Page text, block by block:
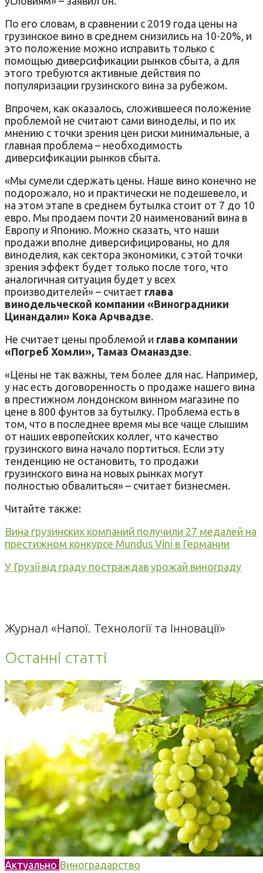
По его словам, в сравнении с 2019 года цены на
грузинское вино в среднем снизились на 10-20%, и
это положение можно исправить только с
помощью диверсификации рынков сбыта, а для
этого требуются активные действия по
популяризации грузинского вина за рубежом.
Впрочем, как оказалось, сложившееся положение
проблемой не считают сами виноделы, и по их
мнению с точки зрения цен риски минимальные, а
главная проблема – необходимость
диверсификации рынков сбыта.
«Мы сумели сдержать цены. Наше вино конечно не
подорожало, но и практически не подешевело, и
на этом этапе в среднем бутылка стоит от 7 до 10
евро. Мы продаем почти 20 наименований вина в
Европу и Японию. Можно сказать, что наши
продажи вполне диверсифицированы, но для
виноделия, как сектора экономики, с этой точки
зрения эффект будет только после того, что
аналогичная ситуация будет у всех
производителей» – считает глава
винодельческой компании «Виноградники
Цинандали» Кока Арчвадзе.
Не считает цены проблемой и глава компании
«Погреб Хомли», Тамаз Оманаздзе.
«Цены не так важны, тем более для нас. Например,
у нас есть договоренность о продаже нашего вина
в престижном лондонском винном магазине по
цене в 800 фунтов за бутылку. Проблема есть в
том, что в последнее время мы все чаще слышим
от наших европейских коллег, что качество
грузинского вина начало портиться. Если эту
тенденцию не остановить, то продажи
грузинского вина на новых рынках могут
полностью обвалиться» – считает бизнесмен.
Читайте также:
Вина грузинских компаний получили 27 медалей на
престижном конкурсе Mundus Vini в Германии
У Грузії від граду постраждав урожай винограду
Журнал «Напої. Технології та Інновації»
Останні статті
Актуально Виноградарство